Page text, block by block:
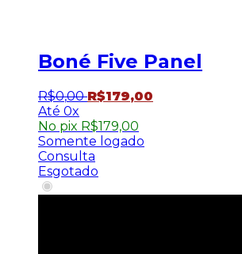
Boné Five Panel
R$0,00 R$179,00
0x
No pix R$179,00
Somente logado
Consulta
Esgotado